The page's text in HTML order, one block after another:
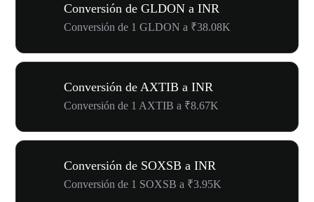
Conversión de GLDON a INR
Conversión de 1 GLDON a ₹38.08K
Conversión de AXTIB a INR
Conversión de 1 AXTIB a ₹8.67K
Conversión de SOXSB a INR
Conversión de 1 SOXSB a ₹3.95K